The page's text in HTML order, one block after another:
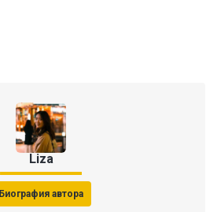
Liza
Биография автора